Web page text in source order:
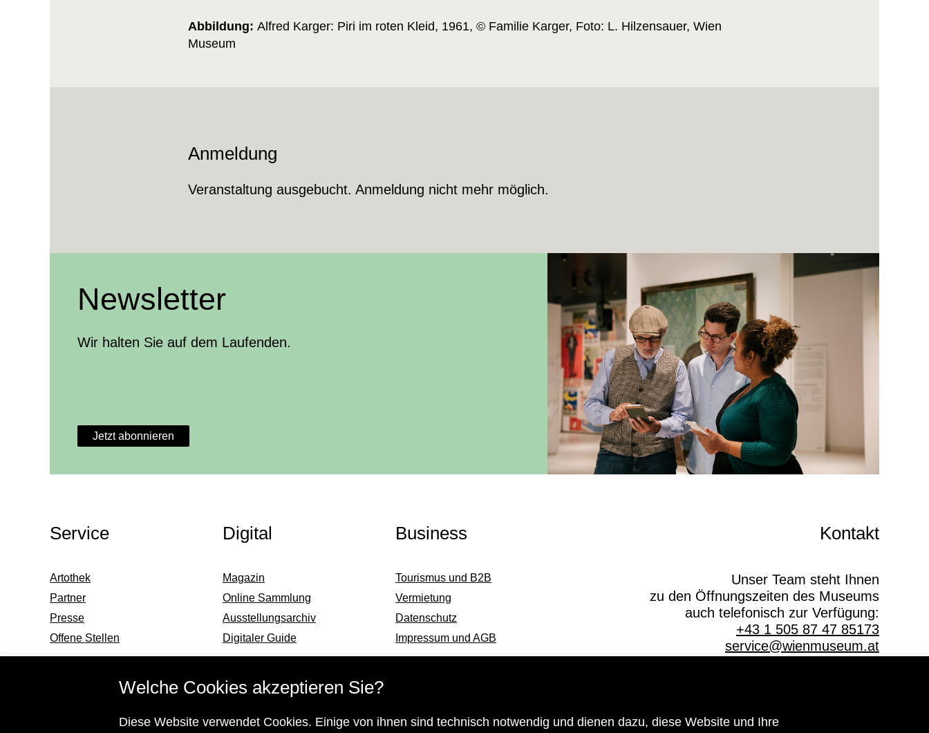
Welche Cookies akzeptieren Sie?
Diese Website verwendet Cookies. Einige von ihnen sind technisch notwendig und dienen dazu, diese Website und Ihre
Abbildung: Alfred Karger: Piri im roten Kleid, 1961, © Familie Karger, Foto: L. Hilzensauer, Wien
Museum
Anmeldung
Veranstaltung ausgebucht. Anmeldung nicht mehr möglich.
Newsletter
Wir halten Sie auf dem Laufenden.
Jetzt abonnieren
Weitere Themen
Service
Artothek
Partner
Presse
Offene Stellen
Digital
Magazin
Online Sammlung
Ausstellungsarchiv
Digitaler Guide
Business
Tourismus und B2B
Vermietung
Datenschutz
Impressum und AGB
Kontakt
Unser Team steht Ihnen
zu den Öffnungszeiten des Museums
auch telefonisch zur Verfügung:
+43 1 505 87 47 85173
service@wienmuseum.at
Informationen zu ihrem barrierefreien Besuch
Subventionsgeber Hauptsponsor